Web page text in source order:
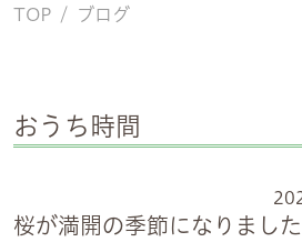
TOP ブログ
おうち時間
桜が満開の季節になりました